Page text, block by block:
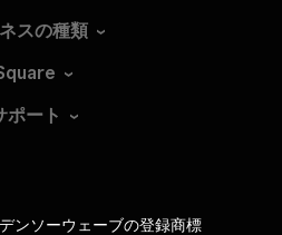
スの種類
ポート
ンソーウェーブの登録商標